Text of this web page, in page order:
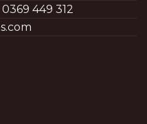
449 312